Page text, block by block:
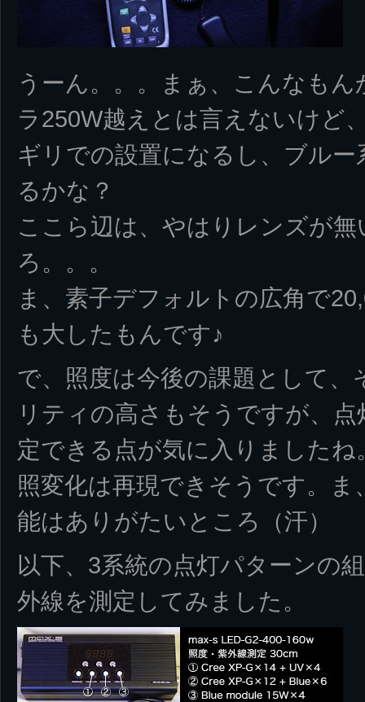
うーん。。。まぁ、こんなも
ラ250W越えとは言えないけど
ギリでの設置になるし、ブル
るかな？
ここら辺は、やはりレンズが
ろ。。。
ま、素子デフォルトの広角で
も大したもんです♪
で、照度は今後の課題として
リティの高さもそうですが、
定できる点が気に入りました
照変化は再現できそうです。
能はありがたいところ（汗）
以下、3系統の点灯パターンの
外線を測定してみました。